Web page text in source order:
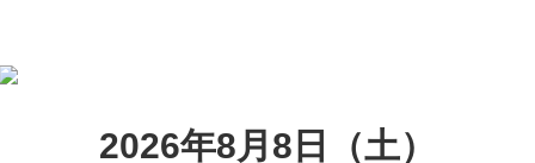
2026年8月8日（土）